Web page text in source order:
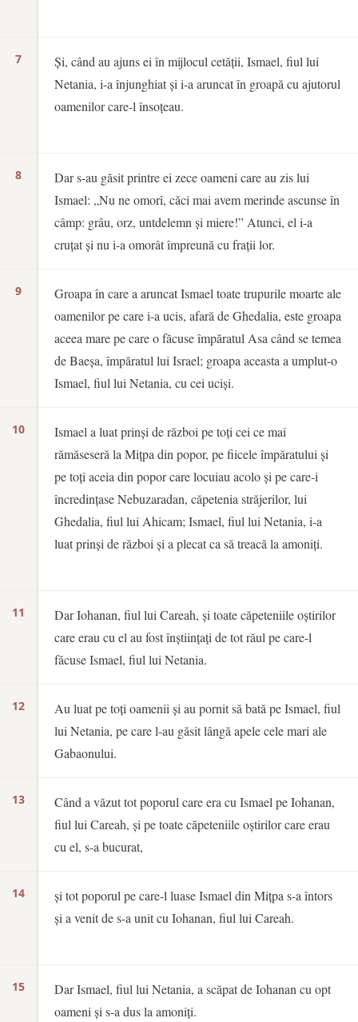
7
8
9
10
11
12
13
14
15
Și, când au ajuns ei în mijlocul cetății, Ismael, fiul lui
Netania, i-a înjunghiat și i-a aruncat în groapă cu ajutorul
oamenilor care-l însoțeau.
Dar s-au găsit printre ei zece oameni care au zis lui
Ismael: „Nu ne omorî, căci mai avem merinde ascunse în
câmp: grâu, orz, untdelemn și miere!” Atunci, el i-a
cruțat și nu i-a omorât împreună cu frații lor.
Groapa în care a aruncat Ismael toate trupurile moarte ale
oamenilor pe care i-a ucis, afară de Ghedalia, este groapa
aceea mare pe care o făcuse împăratul Asa când se temea
de Baeșa, împăratul lui Israel; groapa aceasta a umplut-o
Ismael, fiul lui Netania, cu cei uciși.
Ismael a luat prinși de război pe toți cei ce mai
rămăseseră la Mițpa din popor, pe fiicele împăratului și
pe toți aceia din popor care locuiau acolo și pe care-i
încredințase Nebuzaradan, căpetenia străjerilor, lui
Ghedalia, fiul lui Ahicam; Ismael, fiul lui Netania, i-a
luat prinși de război și a plecat ca să treacă la amoniți.
Dar Iohanan, fiul lui Careah, și toate căpeteniile oștirilor
care erau cu el au fost înștiințați de tot răul pe care-l
făcuse Ismael, fiul lui Netania.
Au luat pe toți oamenii și au pornit să bată pe Ismael, fiul
lui Netania, pe care l-au găsit lângă apele cele mari ale
Gabaonului.
Când a văzut tot poporul care era cu Ismael pe Iohanan,
fiul lui Careah, și pe toate căpeteniile oștirilor care erau
cu el, s-a bucurat,
și tot poporul pe care-l luase Ismael din Mițpa s-a întors
și a venit de s-a unit cu Iohanan, fiul lui Careah.
Dar Ismael, fiul lui Netania, a scăpat de Iohanan cu opt
oameni și s-a dus la amoniți.